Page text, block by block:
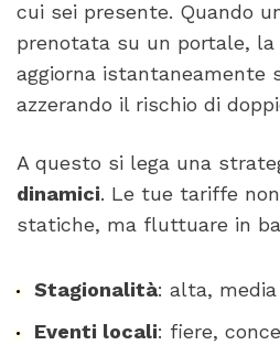
cui sei presente. Quando
prenotata su un portale,
aggiorna
azzerando il rischio di
A questo si lega una
dinamici. Le tue tariffe
statiche, ma fluttuare in
Stagionalità: alta,
Eventi locali: fiere,